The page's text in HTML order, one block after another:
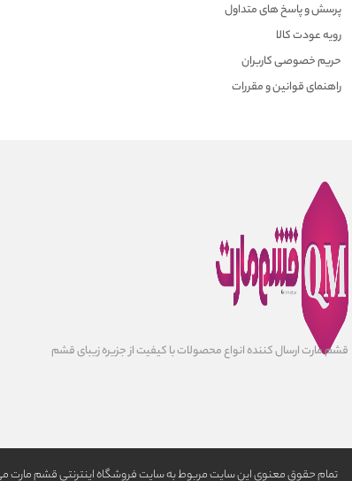
پرسش و پاسخ های متداول
رویه عودت کالا
حریم خصوصی کاربران
راهنمای قوانین و مقررات
قشم مارت ارسال کننده انواع محصولات با کیفیت از جزیره زیبای قشم
تمام حقوق معنوی این سایت مربوط به سایت فروشگاه اینترنتی قشم مارت